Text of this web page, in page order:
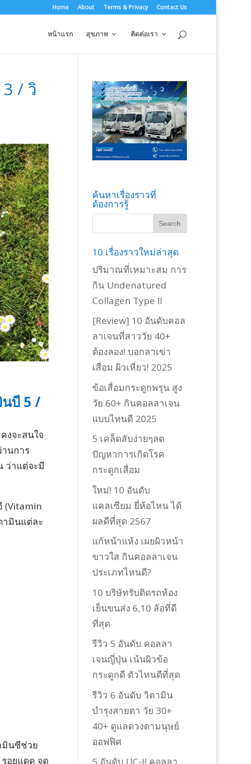
Home About Terms & Privacy Contact Us
หน้าแรก สุขภาพ ติดต่อเรา
/ วิ
บี 5 /
งจะสนใจ
นการ
ว่าแต่จะมี
(Vitamin
ามินแต่ละ
มินซีช่วย
อยแดด จุด
ค้นหาเรื่องราวที่
ต้องการรู้
10 เรื่องราวใหม่ล่าสุด
ปริมาณที่เหมาะสม การ
กิน Undenatured
Collagen Type II
[Review] 10 อันดับคอล
ลาเจนที่สาววัย 40+
ต้องลอง! บอกลาเข่า
เสื่อม ผิวเหี่ยว! 2025
ข้อเสื่อมกระดูกพรุน สูง
วัย 60+ กินคอลลาเจน
แบบไหนดี 2025
5 เคล็ดลับง่ายๆลด
ปัญหาการเกิดโรค
กระดูกเสื่อม
ใหม่! 10 อันดับ
แคลเซียม ยี่ห้อไหน ได้
ผลดีที่สุด 2567
แก้หน้าแห้ง เผยผิวหน้า
ขาวใส กินคอลลาเจน
ประเภทไหนดี?
10 บริษัทรับติดรถห้อง
เย็นขนส่ง 6,10 ล้อที่ดี
ที่สุด
รีวิว 5 อันดับ คอลลา
เจนญี่ปุ่น เน้นผิวข้อ
กระดูกดี ตัวไหนดีที่สุด
รีวิว 6 อันดับ วิตามิน
บำรุงสายตา วัย 30+
40+ ดูแลดวงตามนุษย์
ออฟฟิศ